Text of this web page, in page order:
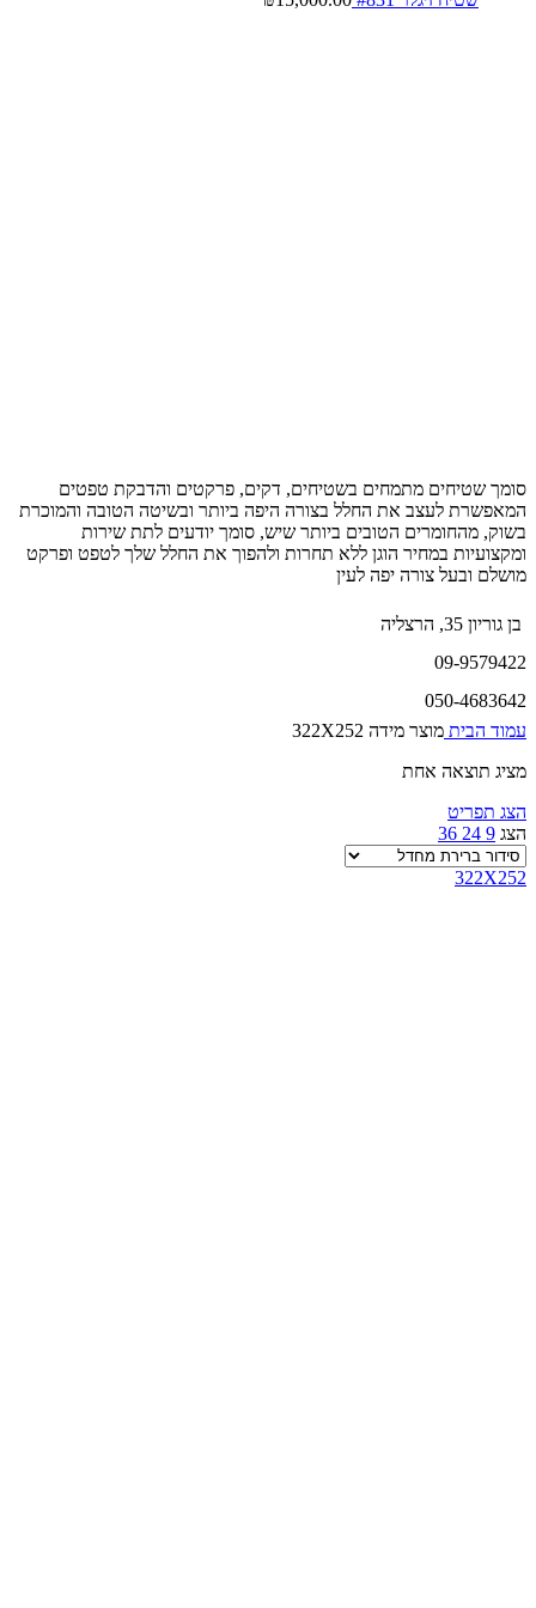
סומך שטיחים מתמחים בשטיחים, דקים, פרקטים והדבקת טפטים
המאפשרת לעצב את החלל בצורה היפה ביותר ובשיטה הטובה והמוכרת
בשוק, מהחומרים הטובים ביותר שיש, סומך יודעים לתת שירות
ומקצועיות במחיר הוגן ללא תחרות ולהפוך את החלל שלך לטפט ופרקט
מושלם ובעל צורה יפה לעין
בן גוריון 35, הרצליה
09-9579422
050-4683642
עמוד הבית מוצר מידה 322X252
מציג תוצאה אחת
הצג תפריט
הצג 9
24
36
322X252